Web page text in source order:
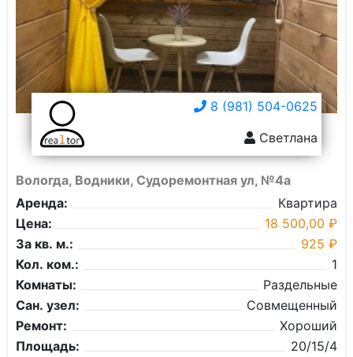
8 (981) 504-0625
Светлана
Вологда, Водники, Судоремонтная ул, №4а
Аренда:
Квартира
Цена:
18 500,00 ₽
За кв. м.:
925 ₽
Кол. ком.:
1
Комнаты:
Раздельные
Сан. узел:
Совмещенный
Ремонт:
Хороший
Площадь:
20/15/4